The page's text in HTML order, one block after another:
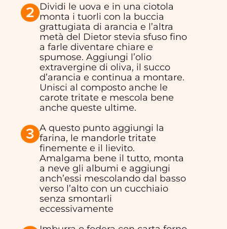
Dividi le uova e in una ciotola
monta i tuorli con la buccia
grattugiata di arancia e l’altra
metà del Dietor stevia sfuso fino
a farle diventare chiare e
spumose. Aggiungi l’olio
extravergine di oliva, il succo
d’arancia e continua a montare.
Unisci al composto anche le
carote tritate e mescola bene
anche queste ultime.
A questo punto aggiungi la
farina, le mandorle tritate
finemente e il lievito.
Amalgama bene il tutto, monta
a neve gli albumi e aggiungi
anch’essi mescolando dal basso
verso l’alto con un cucchiaio
senza smontarli
eccessivamente